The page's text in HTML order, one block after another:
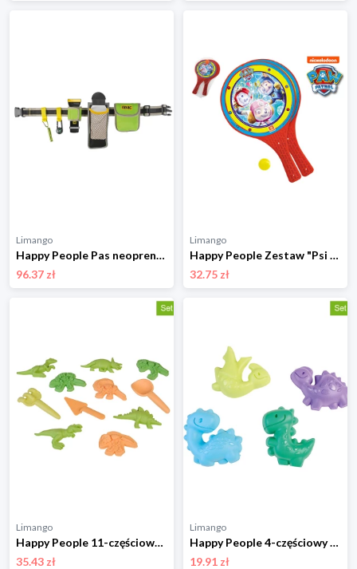
Limango
Happy People Pas neoprenowy "ADAC" - 8+ rozmiar: onesize
96.37 zł
Limango
Happy People Zestaw "Psi Patrol" do gry plażowej - 3+ rozmiar: onesize
32.75 zł
Limango
Happy People 11-częściowy zestaw do piaskownicy - 2+ rozmiar: onesize
35.43 zł
Limango
Happy People 4-częściowy zestaw foremek w różnych kolorach do piasku - 12 m+ rozmiar: onesize
19.91 zł